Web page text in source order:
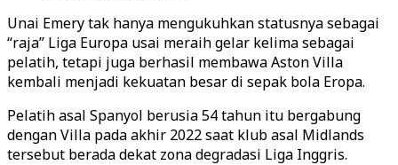
Unai Emery tak hanya mengukuhkan statusnya sebagai
“raja” Liga Europa usai meraih gelar kelima sebagai
pelatih, tetapi juga berhasil membawa Aston Villa
kembali menjadi kekuatan besar di sepak bola Eropa.
Pelatih asal Spanyol berusia 54 tahun itu bergabung
dengan Villa pada akhir 2022 saat klub asal Midlands
tersebut berada dekat zona degradasi Liga Inggris.